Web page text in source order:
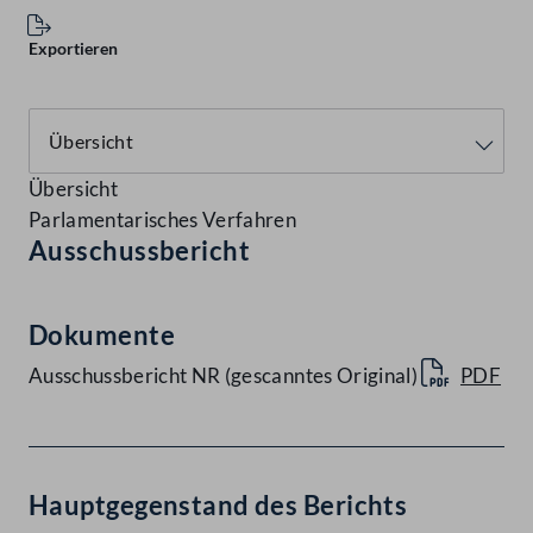
Exportieren
Übersicht
Parlamentarisches Verfahren
Ausschussbericht
Dokumente
Ausschussbericht NR (gescanntes Original) PDF
Hauptgegenstand des Berichts